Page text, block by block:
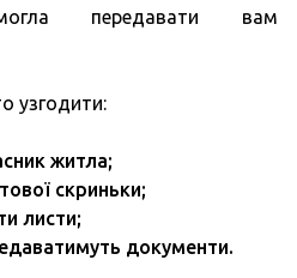
передавати вам
узгодити:
житла;
скриньки;
листи;
документи.